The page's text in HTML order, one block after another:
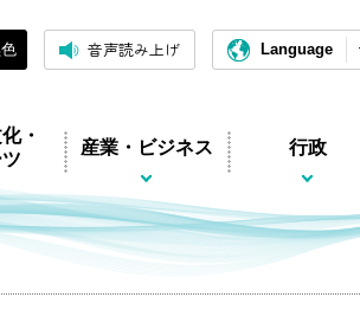
音声読み上げ Language
・
産業・ビジネス 行政